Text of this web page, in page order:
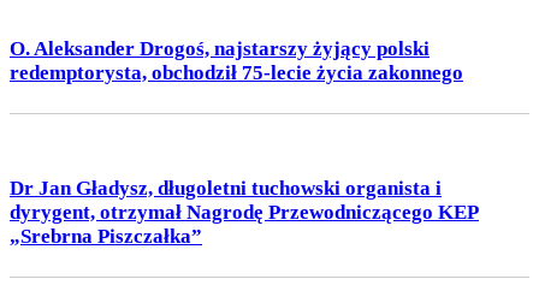
O. Aleksander Drogoś, najstarszy żyjący polski
redemptorysta, obchodził 75-lecie życia zakonnego
Dr Jan Gładysz, długoletni tuchowski organista i
dyrygent, otrzymał Nagrodę Przewodniczącego KEP
„Srebrna Piszczałka”